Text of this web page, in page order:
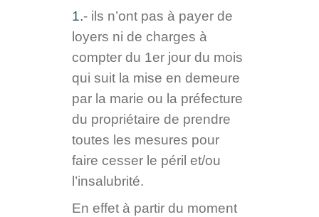
1.- ils n’ont pas à payer de
loyers ni de charges à
compter du 1er jour du mois
qui suit la mise en demeure
par la marie ou la préfecture
du propriétaire de prendre
toutes les mesures pour
faire cesser le péril et/ou
l’insalubrité.
En effet à partir du moment